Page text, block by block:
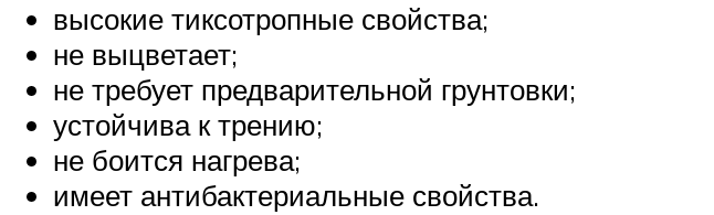
высокие тиксотропные свойства;
не выцветает;
не требует предварительной грунтовки;
устойчива к трению;
не боится нагрева;
имеет антибактериальные свойства.